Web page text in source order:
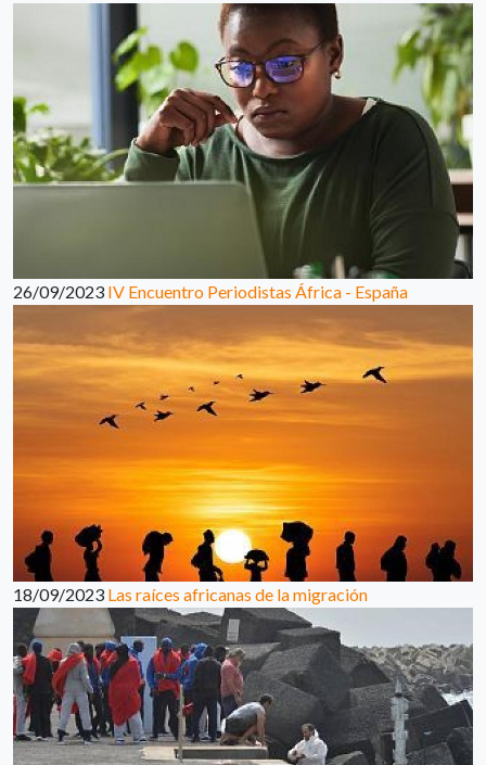
26/09/2023 IV Encuentro Periodistas África - España
18/09/2023 Las raíces africanas de la migración